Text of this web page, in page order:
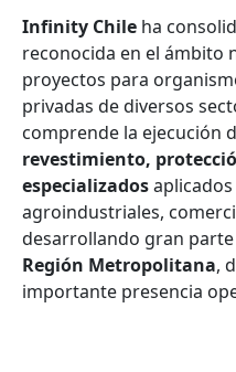
Infinity Chile ha
reconocida en el ámbito
proyectos para
privadas de diversos
comprende la ejecución
revestimiento,
especializados
agroindustriales,
desarrollando gran
Región Metropolitana,
importante presencia